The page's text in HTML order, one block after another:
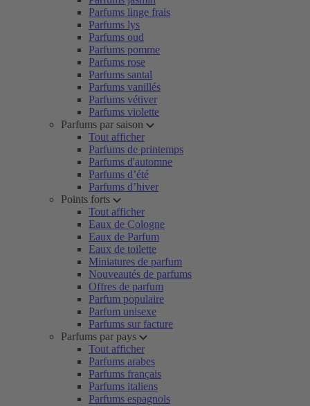
Parfums linge frais
Parfums lys
Parfums oud
Parfums pomme
Parfums rose
Parfums santal
Parfums vanillés
Parfums vétiver
Parfums violette
Parfums par saison
Tout afficher
Parfums de printemps
Parfums d'automne
Parfums d’été
Parfums d’hiver
Points forts
Tout afficher
Eaux de Cologne
Eaux de Parfum
Eaux de toilette
Miniatures de parfum
Nouveautés de parfums
Offres de parfum
Parfum populaire
Parfum unisexe
Parfums sur facture
Parfums par pays
Tout afficher
Parfums arabes
Parfums français
Parfums italiens
Parfums espagnols